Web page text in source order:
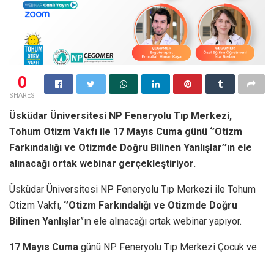
0
SHARES
Üsküdar Üniversitesi NP Feneryolu Tıp Merkezi,
Tohum Otizm Vakfı ile 17 Mayıs Cuma günü ‘’Otizm
Farkındalığı ve Otizmde Doğru Bilinen Yanlışlar’’ın ele
alınacağı ortak webinar gerçekleştiriyor.
Üsküdar Üniversitesi NP Feneryolu Tıp Merkezi ile Tohum
Otizm Vakfı, ‘’Otizm Farkındalığı ve Otizmde Doğru
Bilinen Yanlışlar’’ın ele alınacağı ortak webinar yapıyor.
17 Mayıs Cuma günü NP Feneryolu Tıp Merkezi Çocuk ve